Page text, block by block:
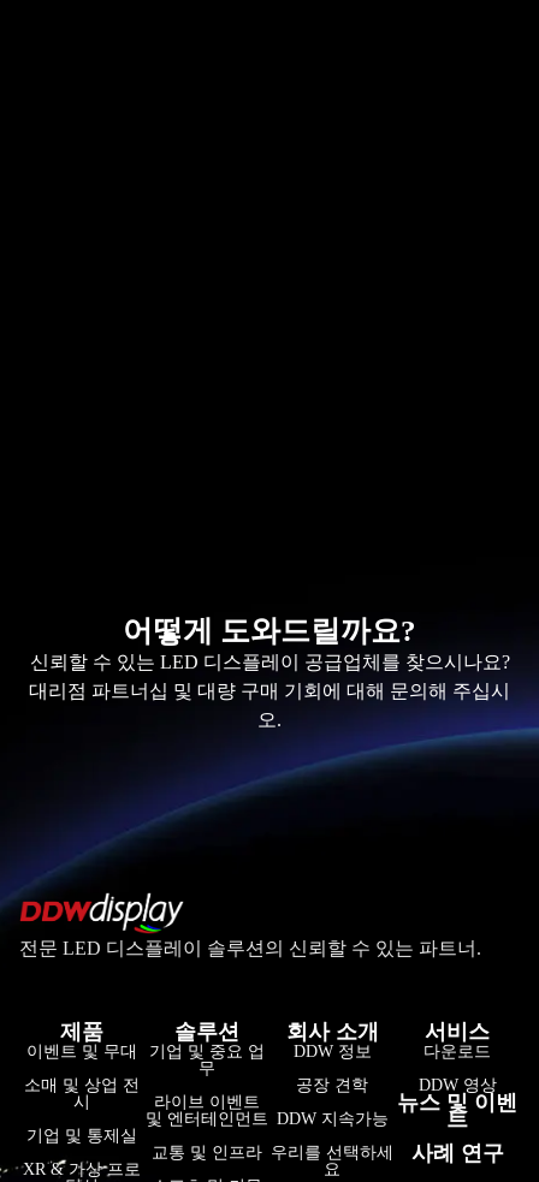
어떻게 도와드릴까요?
신뢰할 수 있는 LED 디스플레이 공급업체를 찾으시나요?
대리점 파트너십 및 대량 구매 기회에 대해 문의해 주십시
오.
전문 LED 디스플레이 솔루션의 신뢰할 수 있는 파트너.
제품
이벤트 및 무대
소매 및 상업 전
시
기업 및 통제실
XR & 가상 프로
솔루션
기업 및 중요 업
무
라이브 이벤트
및 엔터테인먼트
교통 및 인프라
회사 소개
DDW 정보
공장 견학
DDW 지속가능
우리를 선택하세
요
서비스
다운로드
DDW 영상
뉴스 및 이벤
트
사례 연구
Tiếng Việt
Bahasa Indonesia
हिन्दी
فارسی